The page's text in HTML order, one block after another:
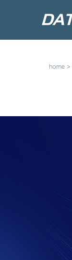
home >